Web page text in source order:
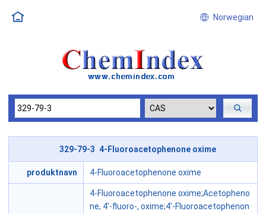
Norwegian
329-79-3 4-Fluoroacetophenone oxime
produktnavn 4-Fluoroacetophenone oxime
4-Fluoroacetophenone oxime;Acetopheno
ne, 4'-fluoro-, oxime;4'-Fluoroacetophenon